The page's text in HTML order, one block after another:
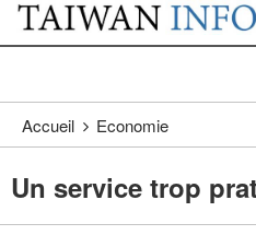
Passer au contenu principal
:::
Accueil Economie
Un service trop